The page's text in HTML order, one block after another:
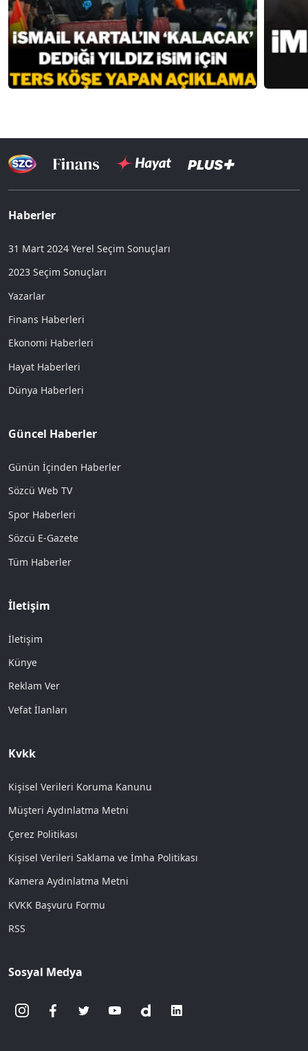
Haberler
31 Mart 2024 Yerel Seçim Sonuçları
2023 Seçim Sonuçları
Yazarlar
Finans Haberleri
Ekonomi Haberleri
Hayat Haberleri
Dünya Haberleri
Güncel Haberler
Günün İçinden Haberler
Sözcü Web TV
Spor Haberleri
Sözcü E-Gazete
Tüm Haberler
İletişim
İletişim
Künye
Reklam Ver
Vefat İlanları
Kvkk
Kişisel Verileri Koruma Kanunu
Müşteri Aydınlatma Metni
Çerez Politikası
Kişisel Verileri Saklama ve İmha Politikası
Kamera Aydınlatma Metni
KVKK Başvuru Formu
RSS
Sosyal Medya